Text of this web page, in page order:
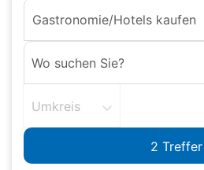
Gastronomie/Hotels kaufen
Umkreis